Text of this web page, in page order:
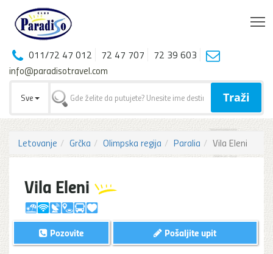
011/72 47 012 72 47 707
72 39 603
info@paradisotravel.com
Sve Traži
Letovanje Grčka Olimpska regija Paralia Vila Eleni
Vila Eleni
Pošaljite upit
Pozovite